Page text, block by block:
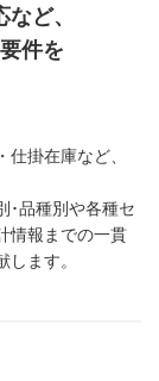
ど、
件を
掛在庫など、
･品種別や各種セ
情報までの一貫
ます。